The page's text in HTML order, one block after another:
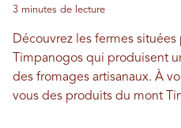
3 minutes de lecture
Découvrez les fermes
Timpanogos qui produisent
des fromages artisanaux. À
vous des produits du mont